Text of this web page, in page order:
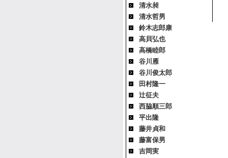
清水昶
清水哲男
鈴木志郎康
高貝弘也
高橋睦郎
谷川雁
谷川俊太郎
田村隆一
辻征夫
西脇順三郎
平出隆
藤井貞和
藤富保男
吉岡実